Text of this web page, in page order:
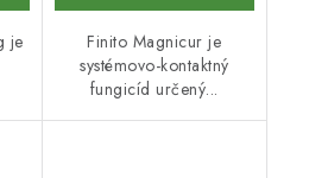
je
Finito Magnicur je
systémovo-kontaktný
fungicíd určený...